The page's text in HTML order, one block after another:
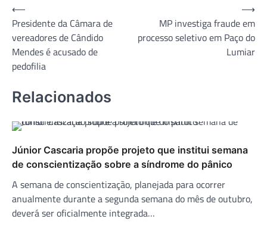
Navegação
de
Post
⟵
Presidente da Câmara de
vereadores de Cândido
Mendes é acusado de
pedofilia
MP investiga fraude em
processo seletivo em Paço do
Lumiar
⟶
Relacionados
Júnior Cascaria propõe projeto que institui semana
de conscientização sobre a síndrome do pânico
A semana de conscientização, planejada para ocorrer
anualmente durante a segunda semana do mês de outubro,
deverá ser oficialmente integrada…